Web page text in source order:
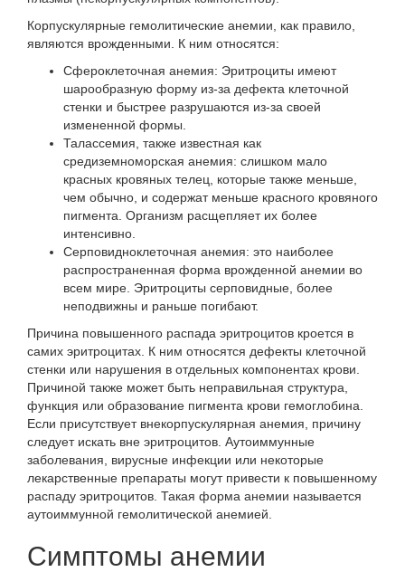
Корпускулярные гемолитические анемии, как правило,
являются врожденными. К ним относятся:
Сфероклеточная анемия: Эритроциты имеют
шарообразную форму из-за дефекта клеточной
стенки и быстрее разрушаются из-за своей
измененной формы.
Талассемия, также известная как
средиземноморская анемия: слишком мало
красных кровяных телец, которые также меньше,
чем обычно, и содержат меньше красного кровяного
пигмента. Организм расщепляет их более
интенсивно.
Серповидноклеточная анемия: это наиболее
распространенная форма врожденной анемии во
всем мире. Эритроциты серповидные, более
неподвижны и раньше погибают.
Причина повышенного распада эритроцитов кроется в
самих эритроцитах. К ним относятся дефекты клеточной
стенки или нарушения в отдельных компонентах крови.
Причиной также может быть неправильная структура,
функция или образование пигмента крови гемоглобина.
Если присутствует внекорпускулярная анемия, причину
следует искать вне эритроцитов. Аутоиммунные
заболевания, вирусные инфекции или некоторые
лекарственные препараты могут привести к повышенному
распаду эритроцитов. Такая форма анемии называется
аутоиммунной гемолитической анемией.
Симптомы анемии